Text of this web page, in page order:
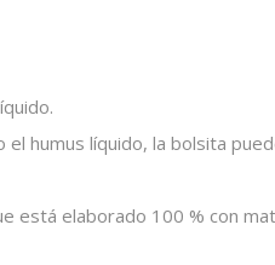
humus líquido, la bolsita
está elaborado 100 % con